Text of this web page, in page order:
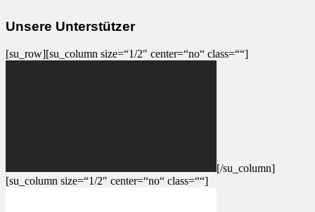
Unsere Unterstützer
[su_row][su_column size=“1/2″ center=“no“ class=““]
[/su_column]
[su_column size=“1/2″ center=“no“ class=““]